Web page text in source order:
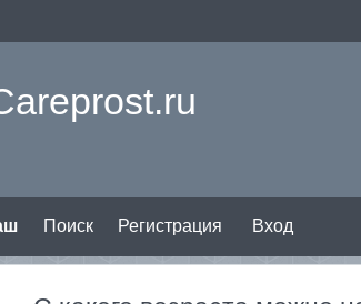
Поиск Регистрация Вход